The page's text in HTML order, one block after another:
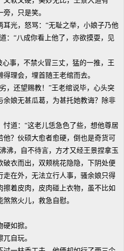
，只是笑。
光，怒骂：“无耻之举，小娘子乃他
：“八成你看上他了，亦欲摸耍，见
事，不禁火冒三丈，猛的一推，王
理会，埋首随王老绾而去。
还望赐教！”王老绾说毕，心头突
余娘无甚瓜葛，为甚托她教诲？除非
道：“这老儿恁急色了些，想他尊居
？伙硕大愈者愈硬，倒也是奇货可
沸，自不待言，方才又经王景捏拿玉
衣而出，双颊桃花隐隐，下阴处便
走在外，无法立行人事，骚余娘只得
着皮肉，皮肉碰上衣物，虽不比如
煞火儿，救急自慰。
如掀。
自玩。